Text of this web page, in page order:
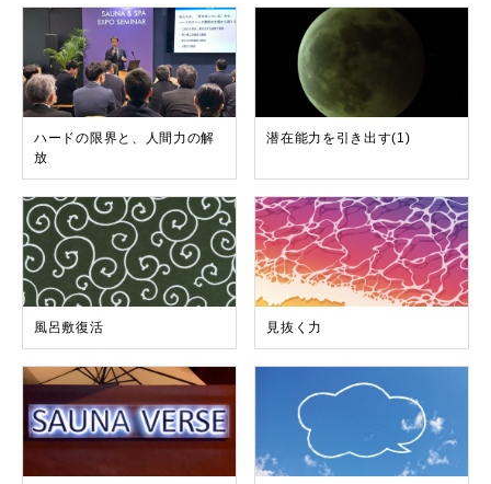
ハードの限界と、人間力の解
放
潜在能力を引き出す(1)
風呂敷復活 見抜く力